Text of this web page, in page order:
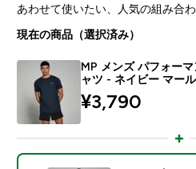
あわせて使いたい、人気の組み合
現在の商品（選択済み）
MP メンズ パフォー
ャツ - ネイビー マー
¥3,790‎